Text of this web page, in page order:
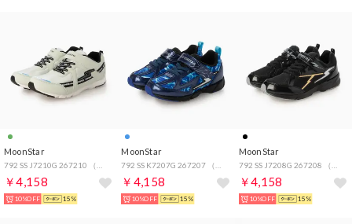
MoonStar
￥4,158
10%OFF 15%
MoonStar
￥4,158
10%OFF 15%
MoonStar
￥4,158
10%OFF 15%